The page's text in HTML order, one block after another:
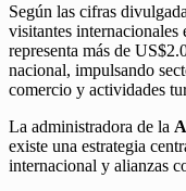
Según las cifras
visitantes
representa más de
nacional, impulsando
comercio y actividades
La administradora de la
existe una estrategia
internacional y alianzas